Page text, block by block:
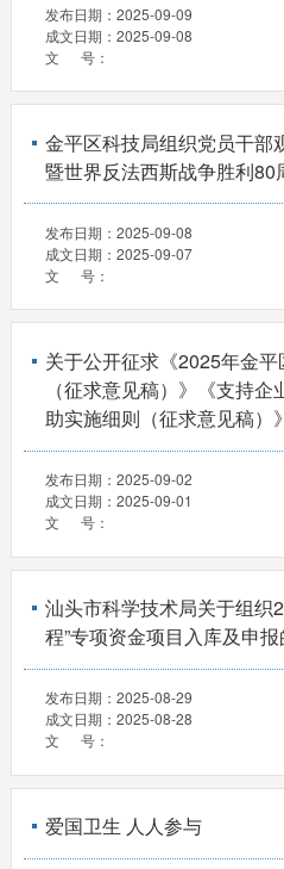
发布日期： 2025-09-09
成文日期： 2025-09-08
文 号：
金平区科技局组织党员干部
暨世界反法西斯战争胜利80
发布日期： 2025-09-08
成文日期： 2025-09-07
文 号：
关于公开征求《2025年金
（征求意见稿）》《支持
助实施细则（征求意见稿）
发布日期： 2025-09-02
成文日期： 2025-09-01
文 号：
汕头市科学技术局关于组织
程”专项资金项目入库及申
发布日期： 2025-08-29
成文日期： 2025-08-28
文 号：
爱国卫生 人人参与